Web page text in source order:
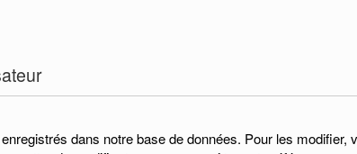
dans notre base de données. Pour les modifier,